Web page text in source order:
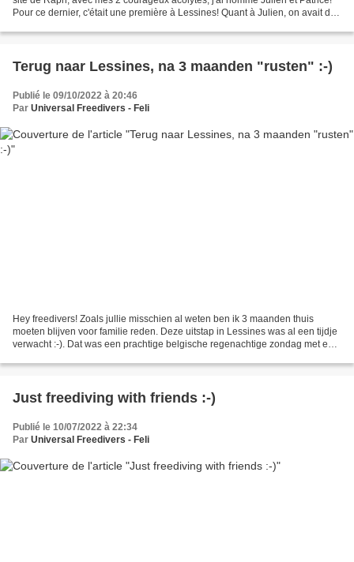
Pour ce dernier, c'était une première à Lessines! Quant à Julien, on avait des
Terug naar Lessines, na 3 maanden "rusten" :-)
Publié le 09/10/2022 à 20:46
Par Universal Freedivers - Feli
Hey freedivers! Zoals jullie misschien al weten ben ik 3 maanden thuis
moeten blijven voor familie reden. Deze uitstap in Lessines was al een tijdje
verwacht :-). Dat was een prachtige belgische regenachtige zondag met een
Just freediving with friends :-)
Publié le 10/07/2022 à 22:34
Par Universal Freedivers - Feli